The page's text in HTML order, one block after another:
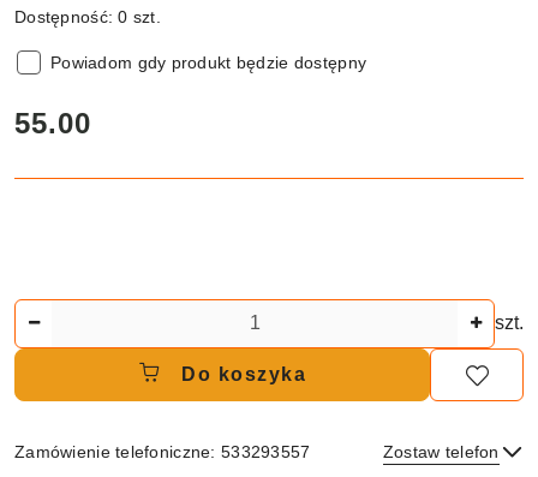
Dostępność:0 szt.
Powiadom gdy produkt będzie dostępny
cena:
55.00
szt.
Do koszyka
Zamówienie telefoniczne: 533293557 Zostaw telefon